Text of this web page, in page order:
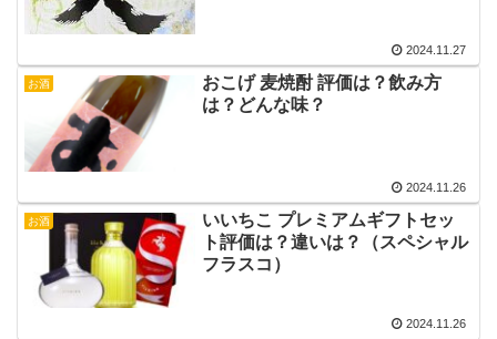
2024.11.27
お酒
おこげ 麦焼酎 評価は？飲み方
は？どんな味？
2024.11.26
お酒
いいちこ プレミアムギフトセッ
ト評価は？違いは？（スペシャル
フラスコ）
2024.11.26